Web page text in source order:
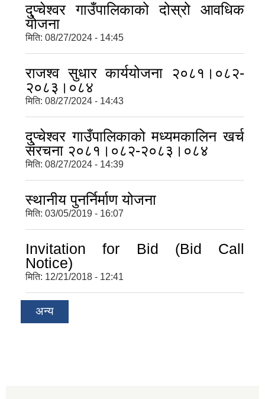
दुप्चेश्वर गाउँपालिकाको दोस्रो आवधिक
योजना
मिति: 08/27/2024 - 14:45
राजश्व सुधार कार्ययोजना २०८१।०८२-
२०८३।०८४
मिति: 08/27/2024 - 14:43
दुप्चेश्वर गाउँपालिकाको मध्यमकालिन खर्च
संरचना २०८१।०८२-२०८३।०८४
मिति: 08/27/2024 - 14:39
स्थानीय पुनर्निर्माण योजना
मिति: 03/05/2019 - 16:07
Invitation for Bid (Bid Call
Notice)
मिति: 12/21/2018 - 12:41
अन्य